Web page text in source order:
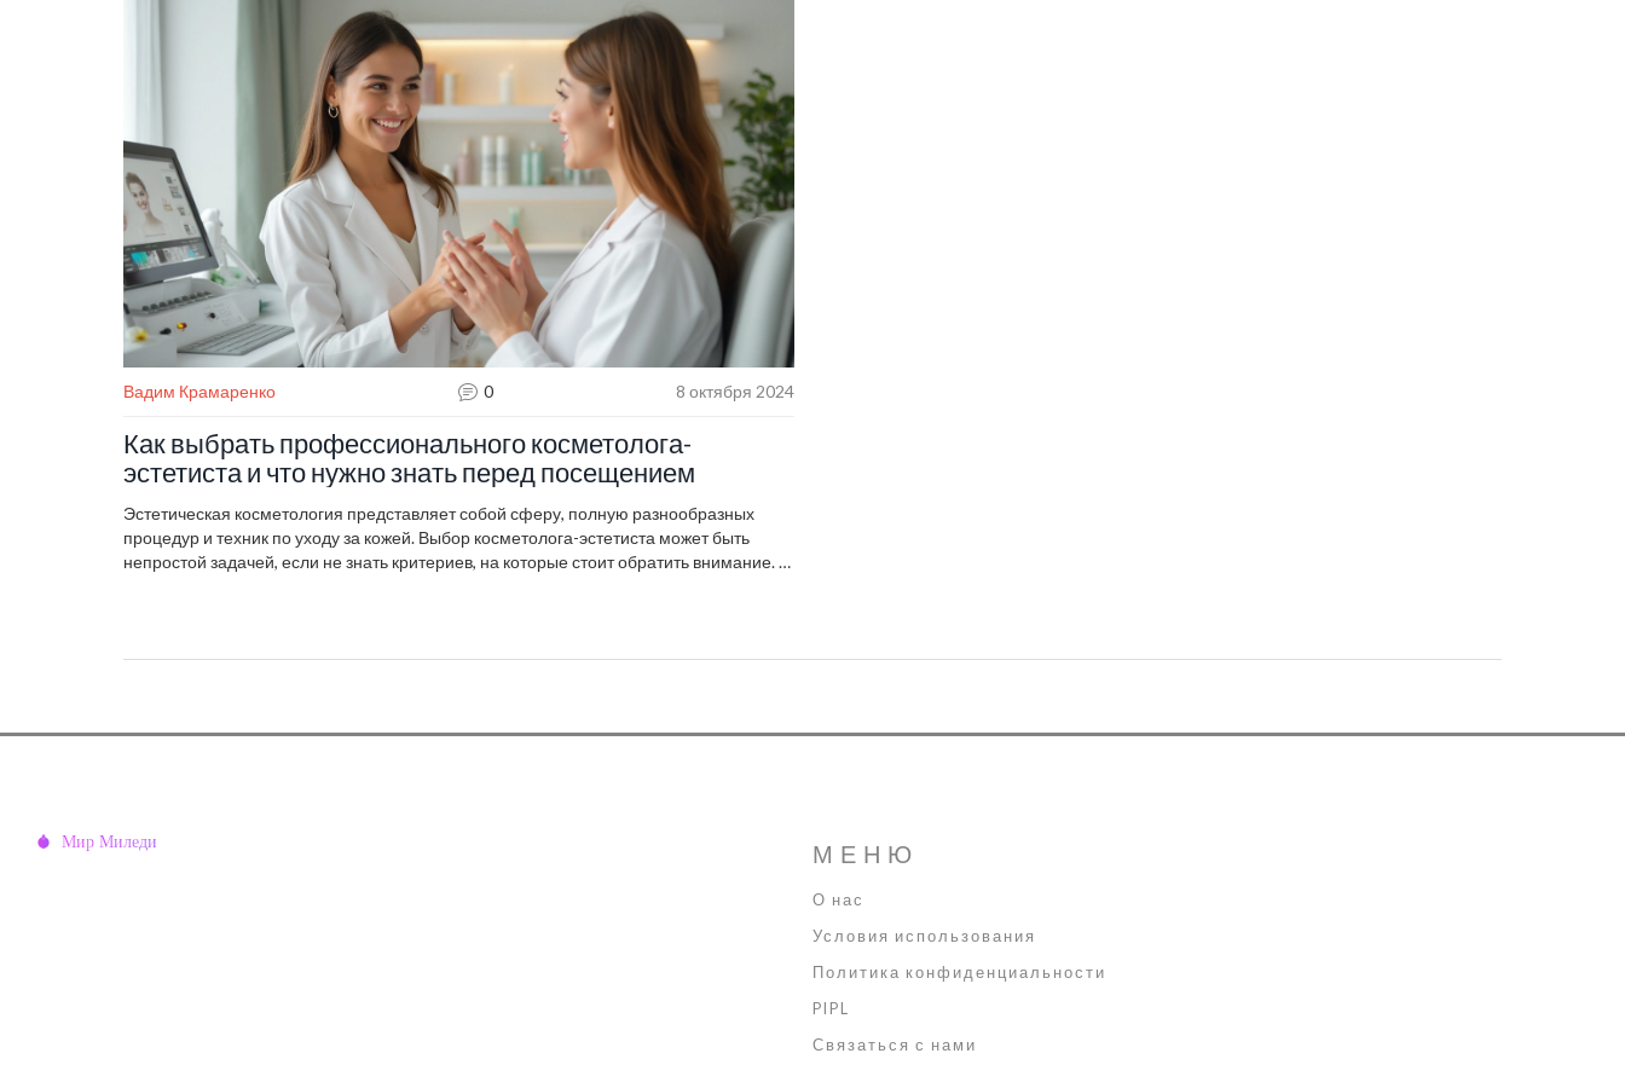
Вадим Крамаренко 0 8 октября 2024
Как выбрать профессионального косметолога-
эстетиста и что нужно знать перед посещением
Эстетическая косметология представляет собой сферу, полную разнообразных
процедур и техник по уходу за кожей. Выбор косметолога-эстетиста может быть
непростой задачей, если не знать критериев, на которые стоит обратить внимание. В
специалиста.
МЕНЮ
О нас
Условия использования
Политика конфиденциальности
PIPL
Связаться с нами